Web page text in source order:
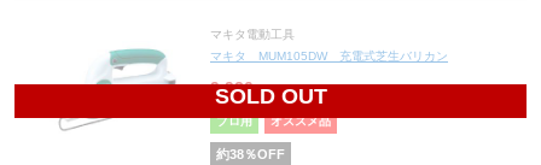
SOLD OUT
マキタ電動工具
マキタ MUM105DW 充電式芝生バリカン
9,920 円(税込10,912円)
プロ用 オススメ品
約38％OFF